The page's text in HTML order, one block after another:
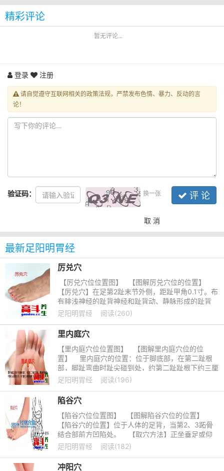
精彩评论
暂无评论...
登录 注册
请自觉遵守互联网相关的政策法规，严禁发布色情、暴力、反动的言
论！
验证码： 换一张 评 论
取 消
最新足阳明胃经
厉兑穴
【厉兑穴位位置图】 【图解厉兑穴位的位置】
【厉兑穴】在足第2趾末节外侧，距趾甲角0.1寸。布
有腓浅神经的趾背神经和趾背动、静脉形成的趾背
动、静脉网。 &nb
足阳明胃经 阅读(260)
里内庭穴
【里内庭穴位位置图】 【图解里内庭穴位的位
置】 里内庭穴的位置：位于脚底部，在第二趾根
部，脚趾弯曲时趾尖碰到处，约第二趾趾根下约三厘
米处。
足阳明胃经 阅读(196)
陷谷穴
【陷谷穴位位置图】 【图解陷谷穴位的位置】
【陷谷穴的位置】位于人体的足背，当第2、3跖骨
结合部前方凹陷处。 【取穴方法】正坐垂足或仰
卧位，在第二、三跖
足阳明胃经 阅读(182)
冲阳穴